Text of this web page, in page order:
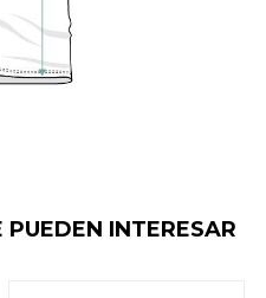
INTERESAR